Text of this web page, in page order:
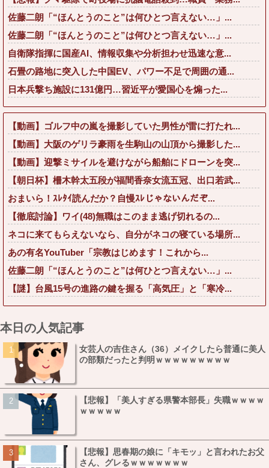
佐藤二朗「“ほんとうのこと”は何ひとつ言えない…」...
佐藤二朗「“ほんとうのこと”は何ひとつ言えない…」...
自衛隊指揮に国産AI、情報収集や分析担わせ迅速な意...
石畳の路地に突入した中国EV、パワー不足で周囲の通...
日本兵撃ち施設に131億円…習近平が愛国心を煽った...
【動画】ゴルフ中の嵐を撮影していた男性が雷に打たれ...
【動画】大阪のゲリラ豪雨を生駒山の山頂から撮影した...
【動画】迎撃ミサイルを避けながら船舶にドローンを突...
【朝日杯】柵木幹太五段が福間香奈女流五冠、出口若武...
おまいら！ｽﾚﾀｲ読んだか？自慢ｽﾚじゃないんだぞ...
【徹底討論】ワイ(48)無職はこのまま逃げ切れるの...
ネコに来てもらえないなら、自分がネコの寝ている場所...
あの有名YouTuber「宗教はじめます！これから...
佐藤二朗「“ほんとうのこと”は何ひとつ言えない…」...
【謎】台風15号の進路の鍵を握る「高気圧」と「寒冷...
本日の人気記事
女芸人の吉住さん（36）メイクしたら普通に美人
の部類だったと判明ｗｗｗｗｗｗｗｗｗ
【悲報】「美人すぎる県警本部長」失職ｗｗｗｗ
ｗｗｗｗｗ
【悲報】思春期の娘に「キモッ」と言われたお父
さん、グレるｗｗｗｗｗｗｗ